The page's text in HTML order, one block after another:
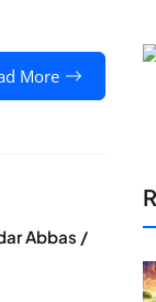
More
Abbas /